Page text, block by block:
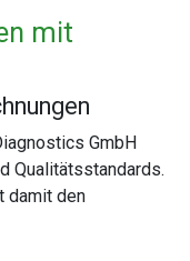
mit
GmbH
Qualitätsstandards.
damit den